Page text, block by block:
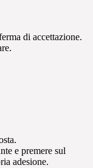
di accettazione.
e premere sul
adesione.